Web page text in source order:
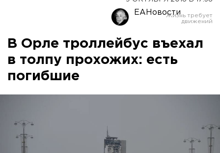
ЕАНовости
В Орле троллейбус въехал
в толпу прохожих: есть
погибшие